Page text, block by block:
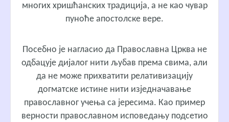
многих хришћанских традиција, а не као чувар
пуноће апостолске вере.
Посебно је нагласио да Православна Црква не
одбацује дијалог нити љубав према свима, али
да не може прихватити релативизацију
догматске истине нити изједначавање
православног учења са јересима. Као пример
верности православном исповедању подсетио